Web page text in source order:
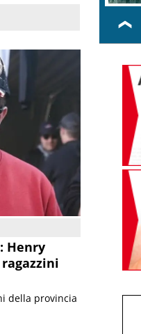
Henry
della provincia
❮